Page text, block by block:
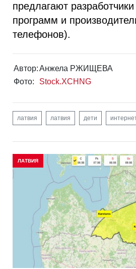
предлагают
программ и
телефонов).
Автор:Анжела РЖИЩЕВА
Фото:
Stock.XCHNG
латвия латвия дети
ЛАТВИЯ